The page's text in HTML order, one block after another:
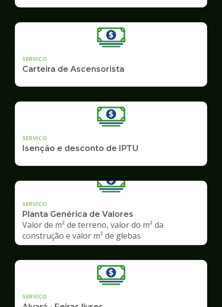
SERVICO
Carteira de Ascensorista
SERVICO
Isenção e desconto de IPTU
SERVICO
Planta Genérica de Valores
Valor de m² de terreno, valor do m² da
construção e valor m² de glebas
SERVICO